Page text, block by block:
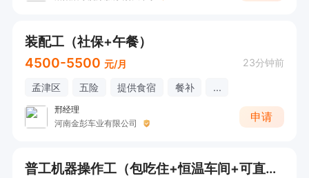
装配工（社保+午餐）
4500-5500 元/月 23分钟前
孟津区 五险 提供食宿 餐补 ...
邢经理
河南金彭车业有限公司
申请
普工机器操作工（包吃住+恒温车间+可直接电话详询）